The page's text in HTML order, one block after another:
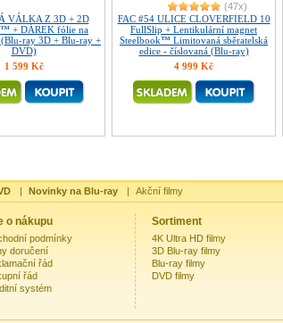
VÁLKA Z 3D + 2D
+ DÁREK fólie na
ray 3D + Blu-ray +
DVD)
1 599 Kč
(47x)
FAC #54 ULICE CLOVERFIELD 10
FullSlip + Lentikulární magnet
Steelbook™ Limitovaná sběratelská
edice - číslovaná (Blu-ray)
4 999 Kč
| Novinky na Blu-ray | Akční filmy
o nákupu
podmínky
doručení
řád
řád
systém
Sortiment
4K Ultra HD filmy
3D Blu-ray filmy
Blu-ray filmy
DVD filmy